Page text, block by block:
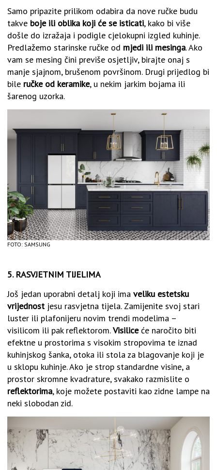
Samo pripazite prilikom odabira da nove ručke budu
takve boje ili oblika koji će se isticati, kako bi više
došle do izražaja i podigle cjelokupni izgled kuhinje.
Predlažemo starinske ručke od mjedi ili mesinga. Ako
vam se mesing čini previše osjetljiv, birajte onaj s
manje sjajnom, brušenom površinom. Drugi prijedlog bi
bile ručke od keramike, u nekim jarkim bojama ili
šarenog uzorka.
FOTO: SAMSUNG
5. RASVJETNIM TIJELIMA
Još jedan uporabni detalj koji ima veliku estetsku
vrijednost jesu rasvjetna tijela. Zamijenite svoj stari
luster ili plafonijeru novim trendi modelima –
visilicom ili pak reflektorom.Visiliceće naročito biti
efektne u prostorima s visokim stropovima te iznad
kuhinjskog šanka, otoka ili stola za blagovanje koji je
u sklopu kuhinje. Ako je strop standardne visine, a
prostor skromne kvadrature, svakako razmislite o
reflektorima, koje možete postaviti kao zidne lampe na
neki slobodan zid.